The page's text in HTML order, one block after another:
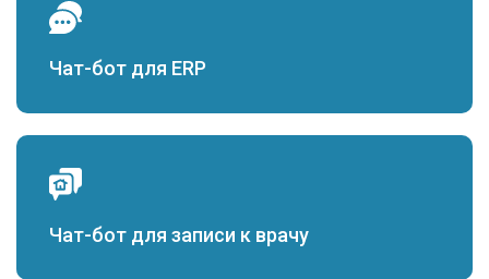
Чат-бот для ERP
Чат-бот для записи к врачу